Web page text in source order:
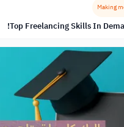
Making
Top Freelancing Skills In